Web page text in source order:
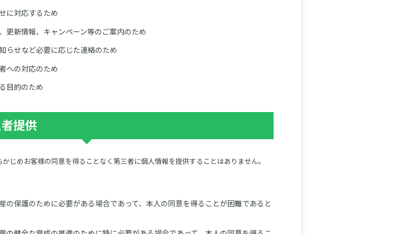
に対応するため
更新情報、キャンペーン等のご案内のため
らせなど必要に応じた連絡のため
への対応のため
目的のため
提供
じめお客様の同意を得ることなく第三者に個人情報を提供することはありません。
の保護のために必要がある場合であって、本人の同意を得ることが困難であると